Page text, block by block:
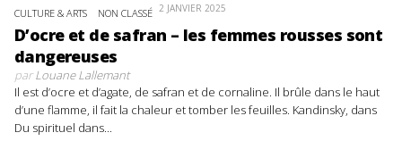
CULTURE & ARTS NON CLASSÉ 2 JANVIER 2025
D’ocre et de safran – les femmes rousses sont
dangereuses
parLouane Lallemant
Il est d’ocre et d’agate, de safran et de cornaline. Il brûle dans le haut
d’une flamme, il fait la chaleur et tomber les feuilles. Kandinsky, dans
Du spirituel dans...